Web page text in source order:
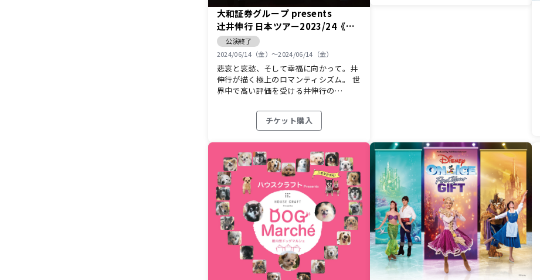
大和証券グループ presents
辻󠄀井伸行 日本ツアー2023/24《楽
興の時》
公演終了
2024/06/14（金）〜2024/06/14（金）
悲哀と哀愁、そして幸福に向かって。井
伸行が描く極上のロマンティシズム。 世
界中で高い評価を受ける井伸行の…
チケット購入